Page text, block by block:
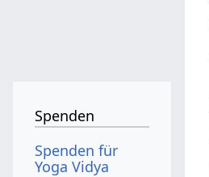
Spenden
Spenden für
Yoga Vidya